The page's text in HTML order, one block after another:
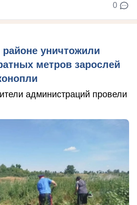
0
уничтожили
метров зарослей
администраций провели